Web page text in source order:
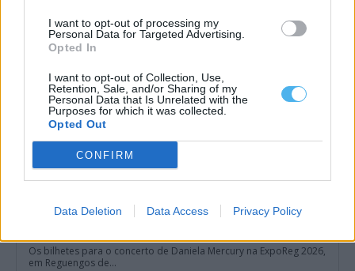
I want to opt-out of processing my
Personal Data for Targeted Advertising.
Opted In
I want to opt-out of Collection, Use,
Retention, Sale, and/or Sharing of my
Personal Data that Is Unrelated with the
Purposes for which it was collected.
Opted Out
CONFIRM
Data Deletion Data Access Privacy Policy
Os bilhetes para o concerto de Daniela Mercury na ExpoReg 2026,
em Reguengos de...